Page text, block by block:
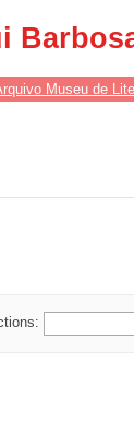
Museu de